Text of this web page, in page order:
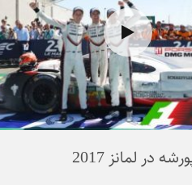
در لمانز 2017